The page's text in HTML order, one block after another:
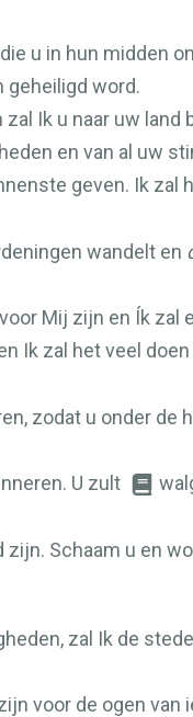
u in hun midden
geheiligd word.
Ik u naar uw land
en van al uw
geven. Ik zal
wandelt en
Mij zijn en Ík zal
Ik zal het veel
zodat u onder de
U zult
zijn. Schaam u en
zal Ik de
voor de ogen van